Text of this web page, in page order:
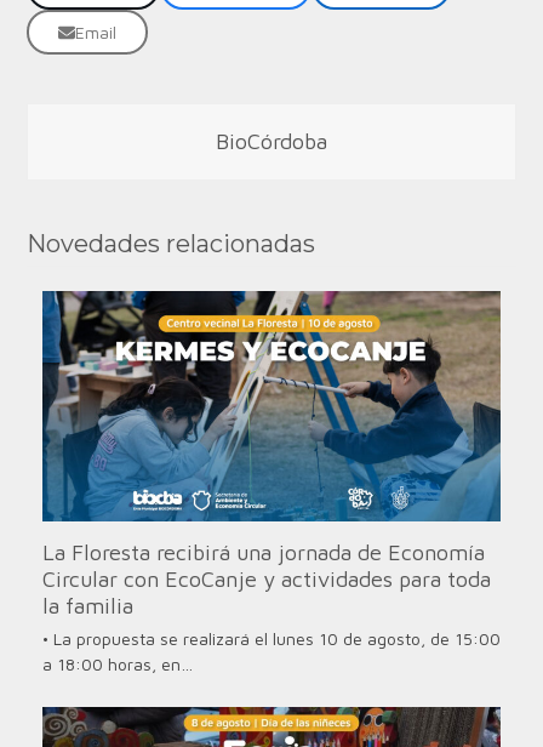
Email
BioCórdoba
Novedades relacionadas
La Floresta recibirá una jornada de Economía
Circular con EcoCanje y actividades para toda
la familia
• La propuesta se realizará el lunes 10 de agosto, de 15:00
a 18:00 horas, en…